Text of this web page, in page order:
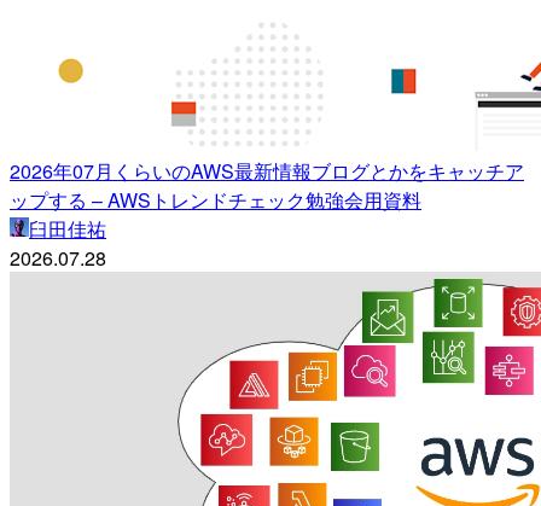
2026年07月くらいのAWS最新情報ブログとかをキャッチア
ップする – AWSトレンドチェック勉強会用資料
臼田佳祐
2026.07.28